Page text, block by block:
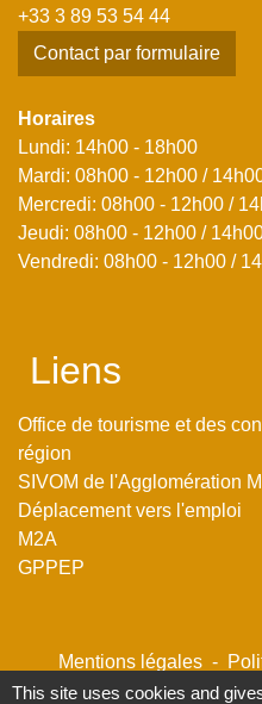
+33 3 89 53 54 44
Contact par formulaire
Horaires
Lundi: 14h00 - 18h00
Mardi: 08h00 - 12h00 /
Mercredi: 08h00 - 12h00 /
Jeudi: 08h00 - 12h00 /
Vendredi: 08h00 - 12h00 /
Liens
Office de tourisme et des
région
SIVOM de l'Agglomération
Déplacement vers l'emploi
M2A
GPPEP
Mentions légales -
Accessibilité - Plan du
This site uses cookies and